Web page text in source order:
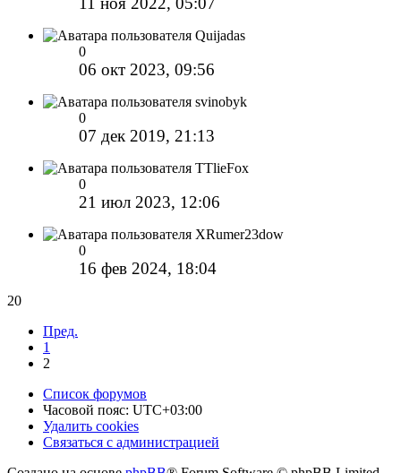
Quijadas
0
06 окт 2023, 09:56
svinobyk
0
07 дек 2019, 21:13
TTlieFox
0
21 июл 2023, 12:06
XRumer23dow
0
16 фев 2024, 18:04
20
Пред.
1
2
Список форумов
Часовой пояс: UTC+03:00
Удалить cookies
Связаться с администрацией